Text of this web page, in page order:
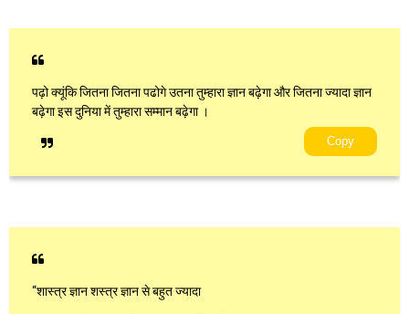
पढ़ो क्यूंकि जितना जितना पढोगे उतना तुम्हारा ज्ञान बढ़ेगा और जितना ज्यादा ज्ञान
बढ़ेगा इस दुनिया में तुम्हारा सम्मान बढ़ेगा ।
Copy
“शास्त्र ज्ञान शस्त्र ज्ञान से बहुत ज्यादा